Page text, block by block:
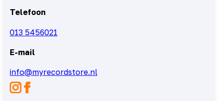
Telefoon
013 5456021
E-mail
info@myrecordstore.nl